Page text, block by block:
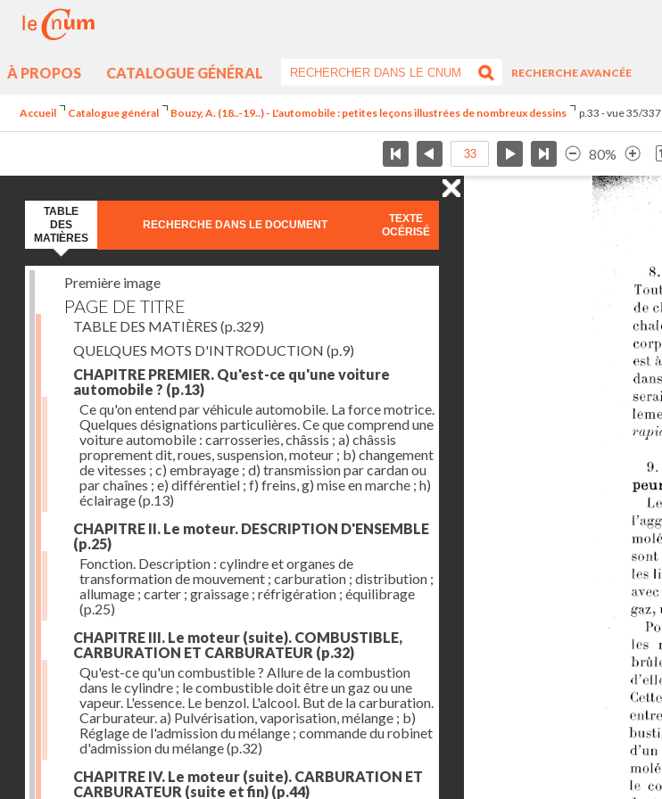
À PROPOS CATALOGUE GÉNÉRAL
RECHERCHE AVANCÉE
Accueil Catalogue général Bouzy, A. (18..-19..) - L'automobile : petites leçons illustrées de nombreux dessins p.33 - vue 35/337
80%
TABLE
DES
MATIÈRES
RECHERCHE DANS LE DOCUMENT
TEXTE
OCÉRISÉ
Première image
PAGE DE TITRE
TABLE DES MATIÈRES (p.329)
QUELQUES MOTS D'INTRODUCTION (p.9)
CHAPITRE PREMIER. Qu'est-ce qu'une voiture
automobile ? (p.13)
Ce qu'on entend par véhicule automobile. La force motrice.
Quelques désignations particulières. Ce que comprend une
voiture automobile : carrosseries, châssis ; a) châssis
proprement dit, roues, suspension, moteur ; b) changement
de vitesses ; c) embrayage ; d) transmission par cardan ou
par chaînes ; e) différentiel ; f) freins, g) mise en marche ; h)
éclairage(p.13)
CHAPITRE II. Le moteur. DESCRIPTION D'ENSEMBLE
(p.25)
Fonction. Description : cylindre et organes de
transformation de mouvement ; carburation ; distribution ;
allumage ; carter ; graissage ; réfrigération ; équilibrage
(p.25)
CHAPITRE III. Le moteur (suite). COMBUSTIBLE,
CARBURATION ET CARBURATEUR (p.32)
Qu'est-ce qu'un combustible ? Allure de la combustion
dans le cylindre ; le combustible doit être un gaz ou une
vapeur. L'essence. Le benzol. L'alcool. But de la carburation.
Carburateur. a) Pulvérisation, vaporisation, mélange ; b)
Réglage de l'admission du mélange ; commande du robinet
d'admission du mélange(p.32)
CHAPITRE IV. Le moteur (suite). CARBURATION ET
CARBURATEUR (suite et fin) (p.44)